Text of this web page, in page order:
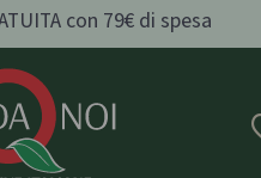
con 79€ di spesa